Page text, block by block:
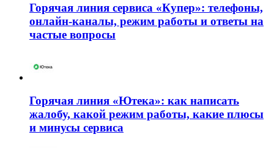
Горячая линия сервиса «Купер»: телефоны,
онлайн-каналы, режим работы и ответы на
частые вопросы
Горячая линия «Ютека»: как написать
жалобу, какой режим работы, какие плюсы
и минусы сервиса